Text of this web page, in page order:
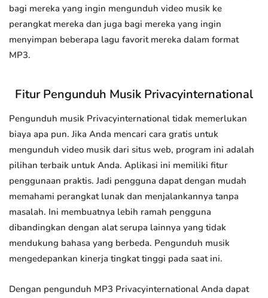
bagi mereka yang ingin mengunduh video musik ke
perangkat mereka dan juga bagi mereka yang ingin
menyimpan beberapa lagu favorit mereka dalam format
MP3.
Fitur Pengunduh Musik Privacyinternational
Pengunduh musik Privacyinternational tidak memerlukan
biaya apa pun. Jika Anda mencari cara gratis untuk
mengunduh video musik dari situs web, program ini adalah
pilihan terbaik untuk Anda. Aplikasi ini memiliki fitur
penggunaan praktis. Jadi pengguna dapat dengan mudah
memahami perangkat lunak dan menjalankannya tanpa
masalah. Ini membuatnya lebih ramah pengguna
dibandingkan dengan alat serupa lainnya yang tidak
mendukung bahasa yang berbeda. Pengunduh musik
mengedepankan kinerja tingkat tinggi pada saat ini.
Dengan pengunduh MP3 Privacyinternational Anda dapat